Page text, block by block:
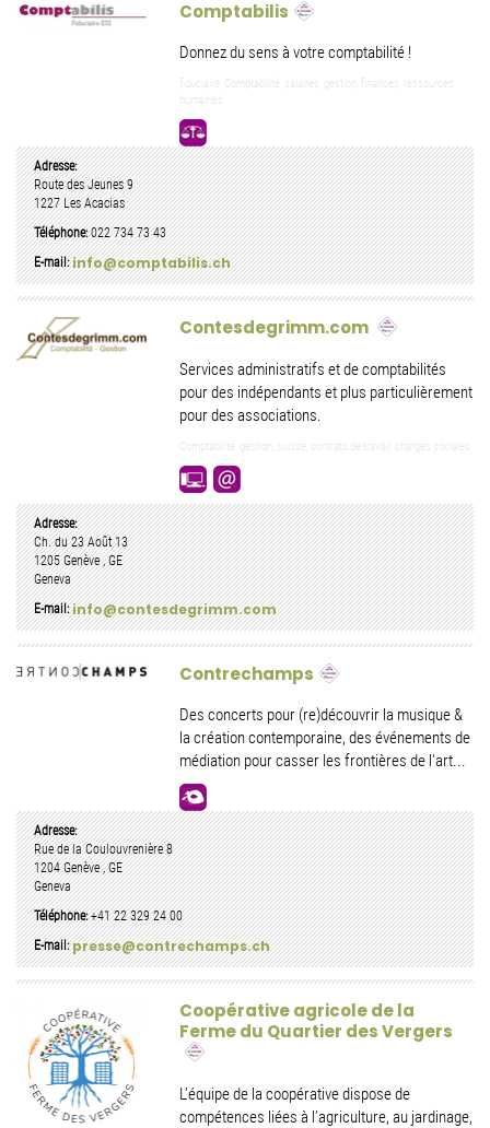
Comptabilis
Donnez du sens à votre comptabilité !
fiduciaire, Comptabilité, salaires, gestion, finances, ressources
humaines
Adresse:
Route des Jeunes 9
1227Les Acacias
Téléphone:022 734 73 43
E-mail:info@comptabilis.ch
Contesdegrimm.com
Services administratifs et de comptabilités
pour des indépendants et plus particulièrement
pour des associations.
Comptabilité, gestion, suisse, contrats de travail, charges sociales
Adresse:
Ch. du 23 Août 13
1205 Genève,GE
Geneva
E-mail:info@contesdegrimm.com
Contrechamps
Des concerts pour (re)découvrir la musique &
la création contemporaine, des événements de
médiation pour casser les frontières de l'art...
Adresse:
Rue de la Coulouvrenière 8
1204 Genève,GE
Geneva
Téléphone:+41 22 329 24 00
E-mail:presse@contrechamps.ch
Coopérative agricole de la
Ferme du Quartier des Vergers
L’équipe de la coopérative dispose de
compétences liées à l’agriculture, au jardinage,